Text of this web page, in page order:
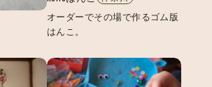
オーダーでその場で作るゴム版
はんこ。